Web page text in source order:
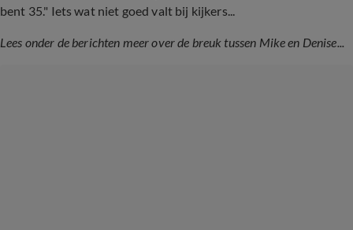
bent 35." Iets wat niet goed valt bij kijkers...
Lees onder de berichten meer over de breuk tussen Mike en Denise...